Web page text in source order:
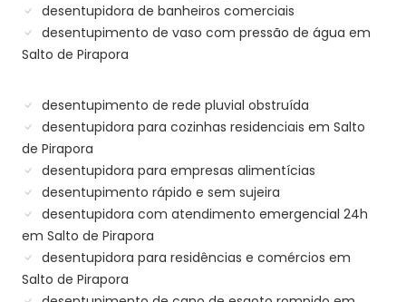
desentupidora de banheiros comerciais
desentupimento de vaso com pressão de água em
Salto de Pirapora
desentupimento de rede pluvial obstruída
desentupidora para cozinhas residenciais em Salto
de Pirapora
desentupidora para empresas alimentícias
desentupimento rápido e sem sujeira
desentupidora com atendimento emergencial 24h
em Salto de Pirapora
desentupidora para residências e comércios em
Salto de Pirapora